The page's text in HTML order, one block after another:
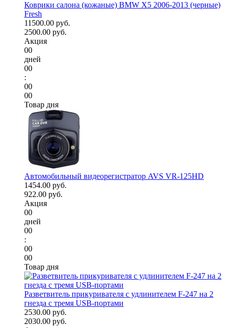
Коврики салона (кожаные) BMW X5 2006-2013 (черные)
Fresh
11500.00 руб.
2500.00 руб.
Акция
00
дней
00
:
00
00
Товар дня
Автомобильный видеорегистратор AVS VR-125HD
1454.00 руб.
922.00 руб.
Акция
00
дней
00
:
00
00
Товар дня
Разветвитель прикуривателя с удлинителем F-247 на 2
гнезда с тремя USB-портами
2530.00 руб.
2030.00 руб.